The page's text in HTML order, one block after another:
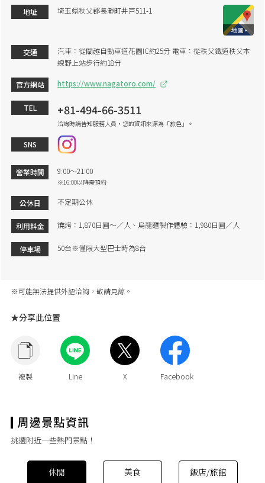
地址 埼玉県秩父郡長瀞町井戸511-1
交通
汽車：從關越自動車道花園IC約25分 電車：從秩父鐵道秩父本
線野上站步行約18分
官方網站 https://www.nagatoro.com/
TEL +81-494-66-3511
洽詢時請告知服務人員，您的資訊來源為「旅色」。
SNS
營業時間 9:00～21:00
※16:00以降需預約
公休日 不定期公休
利用料金 燒烤：1,870日圓～／人、烏龍麵製作體驗：1,980日圓／人
停車場 50台※僅限大型巴士時為8台
※可能無法提供外語洽詢，敬請見諒。
★分享此位置
挑選附近一些熱門景點！
休閒 美食 飯店/旅館